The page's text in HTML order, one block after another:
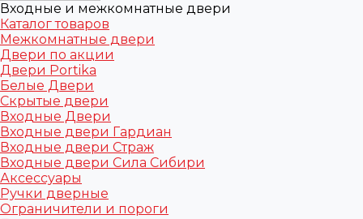
Входные и межкомнатные двери
Каталог товаров
Межкомнатные двери
Двери по акции
Двери Portika
Белые Двери
Скрытые двери
Входные Двери
Входные двери Гардиан
Входные двери Страж
Входные двери Сила Сибири
Аксессуары
Ручки дверные
Ограничители и пороги